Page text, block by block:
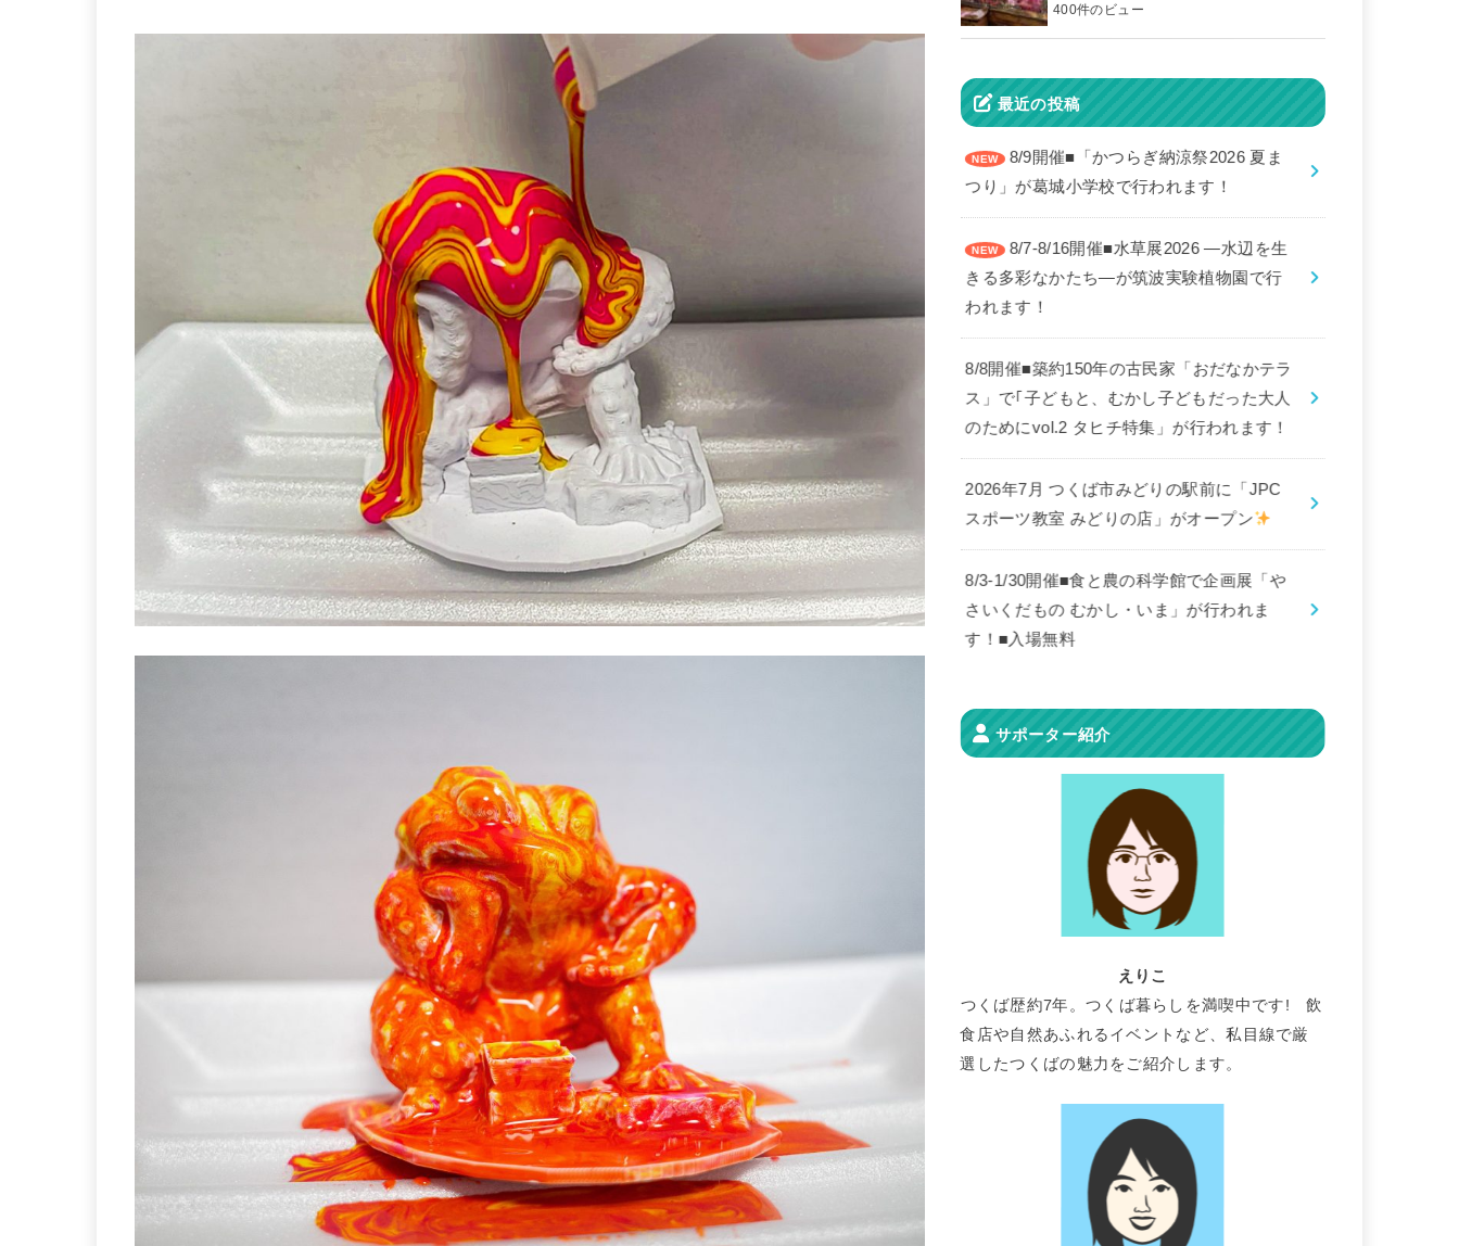
400件のビュー
最近の投稿
8/9開催■「かつらぎ納涼祭2026 夏ま
つり」が葛城小学校で行われます！
8/7-8/16開催■水草展2026 ―水辺を生
きる多彩なかたち―が筑波実験植物園で行
われます！
8/8開催■築約150年の古民家「おだなかテラ
ス」で｢子どもと、むかし子どもだった大人
のためにvol.2 タヒチ特集」が行われます！
2026年7月 つくば市みどりの駅前に「JPC
スポーツ教室 みどりの店」がオープン
8/3-1/30開催■食と農の科学館で企画展「や
さいくだもの むかし・いま」が行われま
す！■入場無料
サポーター紹介
えりこ
つくば歴約7年。つくば暮らしを満喫中です! 飲
食店や自然あふれるイベントなど、私目線で厳
選したつくばの魅力をご紹介します。